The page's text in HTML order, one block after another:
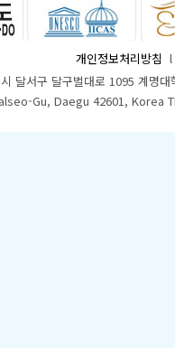
개인정보처리방침
달서구 달구벌대로 1095 계명대
Gu, Daegu 42601,